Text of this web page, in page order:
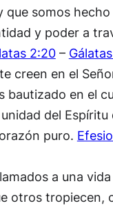
somos
y poder a
2:20–
creen en el
en el
del
puro.
a una
otros